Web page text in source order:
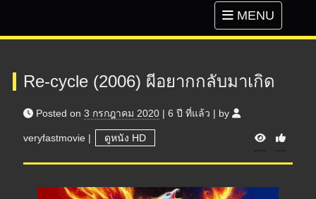
Toggle
navigation
MENU
Re-cycle (2006) ผีอยากกลับมาเกิด
Posted on 3 กรกฎาคม 2020 | 6 ปี ที่แล้ว | by
veryfastmovie | ดูหนัง HD V
i
e